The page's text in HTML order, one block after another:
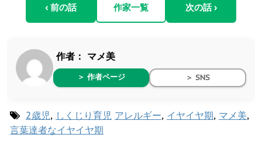
‹ 前の話 作家一覧 次の話 ›
作者： マメ美
＞ 作者ページ ＞ SNS
2歳児, しくじり育児 アレルギー, イヤイヤ期, マメ美,
言葉達者なイヤイヤ期